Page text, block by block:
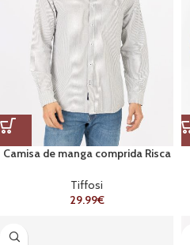
Camisa de manga comprida Risca
Tiffosi
29.99€